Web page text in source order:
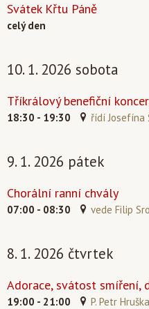
Svátek Křtu Páně
celý den
10. 1. 2026 sobota
Tříkrálový benefiční
18:30 - 19:30 řídí Josefína
9. 1. 2026 pátek
Chorální ranní chvály
07:00 - 08:30 vede Filip
8. 1. 2026 čtvrtek
Adorace, svátost smíření,
19:00 - 21:00 P. Petr